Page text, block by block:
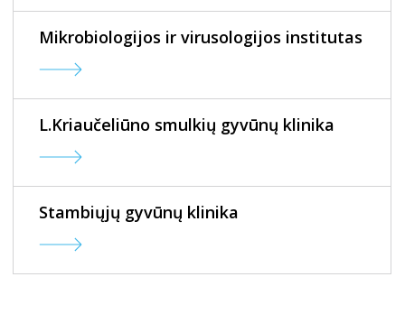
Mikrobiologijos ir virusologijos institutas
L.Kriaučeliūno smulkių gyvūnų klinika
Stambiųjų gyvūnų klinika